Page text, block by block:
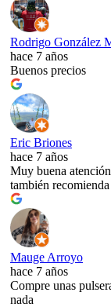
Rodrigo González
hace 7 años
Buenos precios
Eric Briones
hace 7 años
Muy buena
también
Mauge Arroyo
hace 7 años
Compre unas
nada